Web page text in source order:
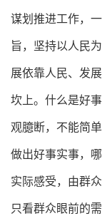
谋划推进工作，
旨，坚持以人民
展依靠人民、发
坎上。什么是好
观臆断，不能简
做出好事实事，
实际感受，由群
只看群众眼前的